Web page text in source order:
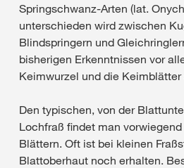
Springschwanz-Arten (lat.
unterschieden wird zwischen
Blindspringern und
bisherigen Erkenntnissen vor
Keimwurzel und die Keimblätter
Den typischen, von der
Lochfraß findet man
Blättern. Oft ist bei kleinen
Blattoberhaut noch erhalten.